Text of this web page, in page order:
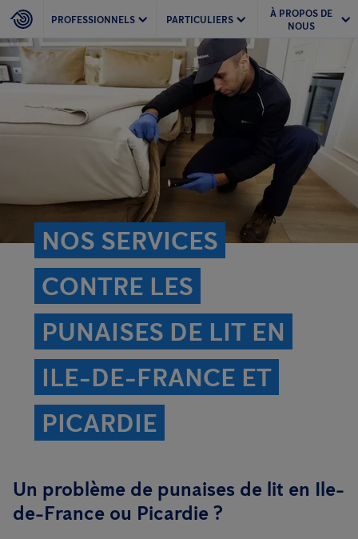
PROFESSIONNELS PARTICULIERS
À PROPOS DE
NOUS
NOS SERVICES
CONTRE LES
PUNAISES DE LIT EN
ILE-DE-FRANCE ET
PICARDIE
Un problème de punaises de lit en Ile-
de-France ou Picardie ?